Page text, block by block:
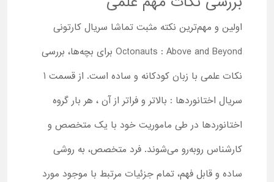
اولین و مهم‌ترین نکته مثبت تماشا سریال کارتونی
Octonauts : Above and Beyond برای بچه‌ها، بررسی
نکات علمی با زبان کودکانه و ساده است. از قسمت 1
سریال اختانوردها : بالاتر و فراتر از آن ، هر بار گروه
اختانوردها در طی ماموریت خود با یک متخصص و
کارشناس روبه‌رو می‌شوند. فرد متخصص، به روشی
ساده و قابل فهم، تمام جزئیات مرتبط با موجود مورد